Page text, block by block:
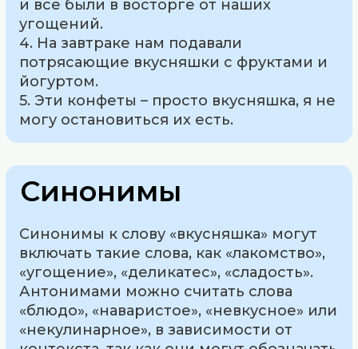
и все были в восторге от наших
угощений.
4. На завтраке нам подавали
потрясающие вкусняшки с фруктами и
йогуртом.
5. Эти конфеты – просто вкусняшка, я не
могу остановиться их есть.
Синонимы
Синонимы к слову «вкусняшка» могут
включать такие слова, как «лакомство»,
«угощение», «деликатес», «сладость».
Антонимами можно считать слова
«блюдо», «наваристое», «невкусное» или
«некулинарное», в зависимости от